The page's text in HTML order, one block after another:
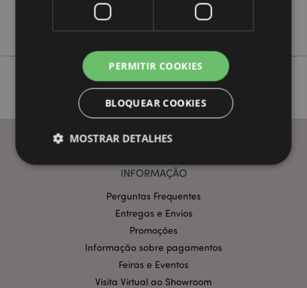
Adoramals
INFORMAÇÃO
Perguntas Frequentes
Entregas e Envios
Promoções
Informação sobre pagamentos
Feiras e Eventos
Visita Virtual ao Showroom
PERMITIR COOKIES
BLOQUEAR COOKIES
MOSTRAR DETALHES
Estritamente necessários
Desempenho
Segmentação
Funcionalidade
Os cookies estritamente necessários permitem
funcionalidades centrais do website, tais como login
de utilizador e gestão de conta. O sítio web não
pode ser utilizado correctamente sem os cookies
estritamente necessários.